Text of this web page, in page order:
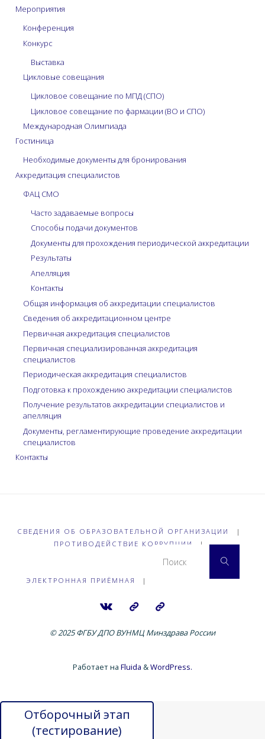
Мероприятия
Конференция
Конкурс
Выставка
Цикловые совещания
Цикловое совещание по МПД (СПО)
Цикловое совещание по фармации (ВО и СПО)
Международная Олимпиада
Гостиница
Необходимые документы для бронирования
Аккредитация специалистов
ФАЦ СМО
Часто задаваемые вопросы
Способы подачи документов
Документы для прохождения периодической аккредитации
Результаты
Апелляция
Контакты
Общая информация об аккредитации специалистов
Сведения об аккредитационном центре
Первичная аккредитация специалистов
Первичная специализированная аккредитация
специалистов
Периодическая аккредитация специалистов
Подготовка к прохождению аккредитации специалистов
Получение результатов аккредитации специалистов и
апелляция
Документы, регламентирующие проведение аккредитации
специалистов
Контакты
СВЕДЕНИЯ ОБ ОБРАЗОВАТЕЛЬНОЙ ОРГАНИЗАЦИИ
|
ПРОТИВОДЕЙСТВИЕ КОРРУПЦИИ
|
ЭЛЕКТРОННАЯ ПРИЁМНАЯ |
Поиск
© 2025 ФГБУ ДПО ВУНМЦ Минздрава России
Работает на Fluida &WordPress.
Отборочный этап
(тестирование)